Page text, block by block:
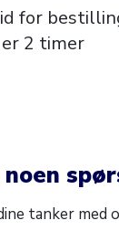
for
2 timer
tanker med